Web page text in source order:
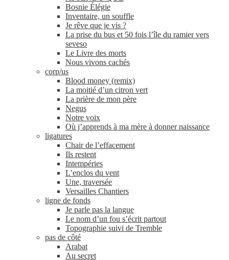
Bosnie Élégie
Inventaire, un souffle
Je rêve que je vis ?
La prise du bus et 50 fois l’île du ramier vers
seveso
Le Livre des morts
Nous vivons cachés
corp/​us
Blood money (remix)
La moitié d’un citron vert
La prière de mon père
Negus
Notre voix
Où j’apprends à ma mère à donner naissance
ligatures
Chair de l’effacement
Ils restent
Intempéries
L’enclos du vent
Une, traversée
Versailles Chantiers
ligne de fonds
Je parle pas la langue
Le nom d’un fou s’écrit partout
Topographie suivi de Tremble
pas de côté
Arabat
Au secret